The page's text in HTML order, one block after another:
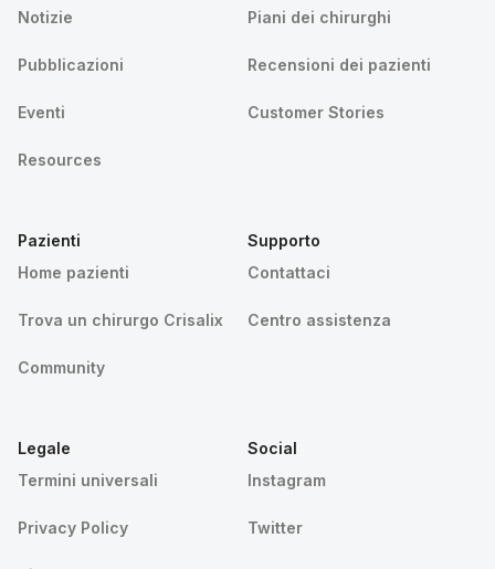
Notizie
Pubblicazioni
Eventi
Resources
Piani dei chirurghi
Recensioni dei pazienti
Customer Stories
Pazienti
Home pazienti
Trova un chirurgo Crisalix
Community
Supporto
Contattaci
Centro assistenza
Legale
Termini universali
Privacy Policy
Social
Instagram
Twitter